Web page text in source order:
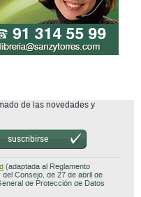
de las novedades y
suscribirse
(adaptada al Reglamento
Consejo, de 27 de abril de
de Protección de Datos